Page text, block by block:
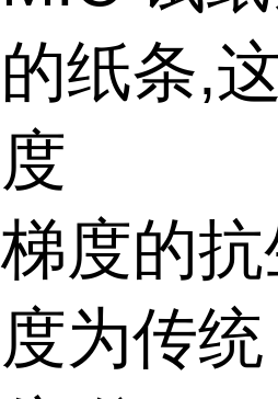
的纸条,
度
梯度的
度为传